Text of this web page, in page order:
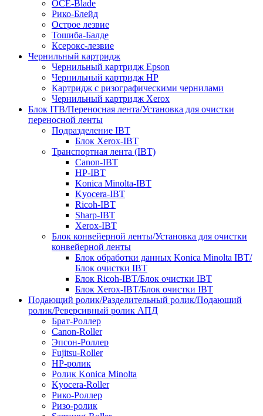
OCE-Blade
Рико-Блейд
Острое лезвие
Тошиба-Балде
Ксерокс-лезвие
Чернильный картридж
Чернильный картридж Epson
Чернильный картридж HP
Картридж с ризографическими чернилами
Чернильный картридж Xerox
Блок ITB/Переносная лента/Установка для очистки
переносной ленты
Подразделение IBT
Блок Xerox-IBT
Транспортная лента (IBT)
Canon-IBT
HP-IBT
Konica Minolta-IBT
Kyocera-IBT
Ricoh-IBT
Sharp-IBT
Xerox-IBT
Блок конвейерной ленты/Установка для очистки
конвейерной ленты
Блок обработки данных Konica Minolta IBT/
Блок очистки IBT
Блок Ricoh-IBT/Блок очистки IBT
Блок Xerox-IBT/Блок очистки IBT
Подающий ролик/Разделительный ролик/Подающий
ролик/Реверсивный ролик АПД
Брат-Роллер
Canon-Roller
Эпсон-Роллер
Fujitsu-Roller
HP-ролик
Ролик Konica Minolta
Kyocera-Roller
Рико-Роллер
Ризо-ролик